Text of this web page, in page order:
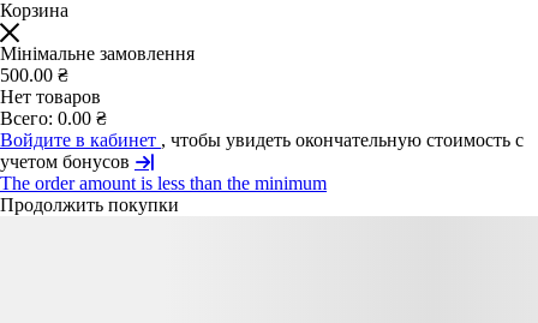
Корзина
Мінімальне замовлення
500.00 ₴
Нет товаров
Всего: 0.00 ₴
Войдите в кабинет , чтобы увидеть окончательную стоимость с
учетом бонусов
The order amount is less than the minimum
Продолжить покупки